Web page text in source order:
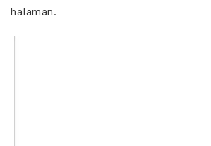
halaman.